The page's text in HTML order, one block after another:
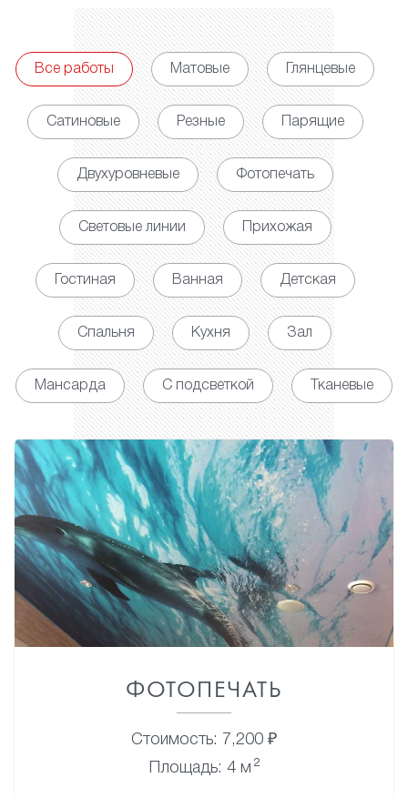
Все работы Матовые Глянцевые
Сатиновые Резные Парящие
Двухуровневые Фотопечать
Световые линии Прихожая
Гостиная Ванная Детская
Спальня Кухня Зал
Мансарда С подсветкой Тканевые
ФОТОПЕЧАТЬ
Стоимость: 7,200 ₽
Площадь: 4 м 2